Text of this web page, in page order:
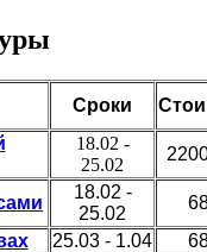
Сроки
18.02 -
25.02
18.02 -
25.02
25.03 - 1.04